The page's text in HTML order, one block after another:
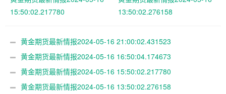
15:50:02.217780
13:50:02.276158
黄金期货最新情报2024-05-16 21:00:02.431523
黄金期货最新情报2024-05-16 16:50:04.174673
黄金期货最新情报2024-05-16 15:50:02.217780
黄金期货最新情报2024-05-16 13:50:02.276158